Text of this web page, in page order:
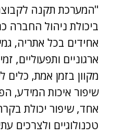
"המערכת תקנה לקבוצת
ביכולת ניהול החברה
אחידים בכל אתריה,
ארגוניים ותפעוליים,
מקוון בזמן אמת,
שיפור איכות המידע,
אחד, שיפור יכולת
טכנולוגיים ולצרכים